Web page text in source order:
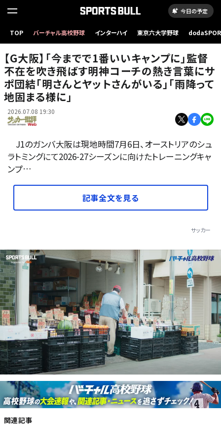
今日の予定
TOP バーチャル高校野球 インターハイ 東京六大学野球
監督不在の状態で始動したガンバ大阪はどうなる!? 撮影／中地拓也
【G大阪】｢今までで1番いいキャンプに｣監督
不在を吹き飛ばす明神コーチの熱き言葉にサ
ポ団結｢明さんとヤットさんがいる｣｢雨降って
地固まる様に｣
2026.07.08 19:30
J1のガンバ大阪は現地時間7月6日、オーストリアのシュ
ラトミングにて2026-27シーズンに向けたトレーニングキャ
ンプ…
記事全文を見る
サッカー
関連記事